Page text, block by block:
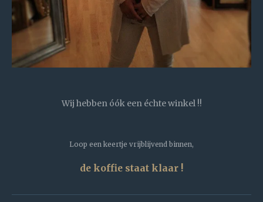
Wij hebben óók een échte winkel !!
Loop een keertje vrijblijvend binnen,
de koffie staat klaar !